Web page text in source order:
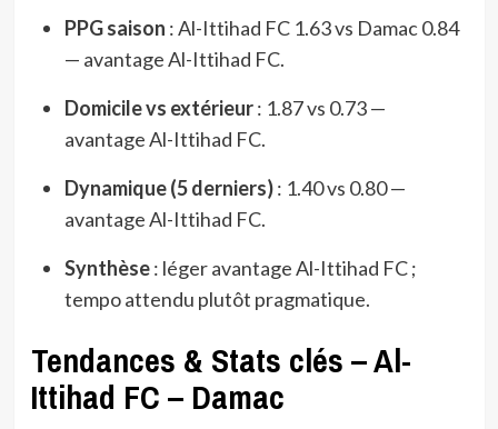
PPG saison : Al-Ittihad FC 1.63 vs Damac 0.84
— avantage Al-Ittihad FC.
Domicile vs extérieur: 1.87 vs 0.73 —
avantage Al-Ittihad FC.
Dynamique (5 derniers): 1.40 vs 0.80 —
avantage Al-Ittihad FC.
Synthèse: léger avantage Al-Ittihad FC ;
tempo attendu plutôt pragmatique.
Tendances & Stats clés – Al-
Ittihad FC – Damac